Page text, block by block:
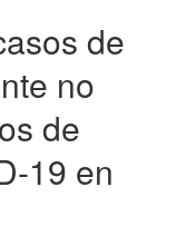
de
no
de
19 en